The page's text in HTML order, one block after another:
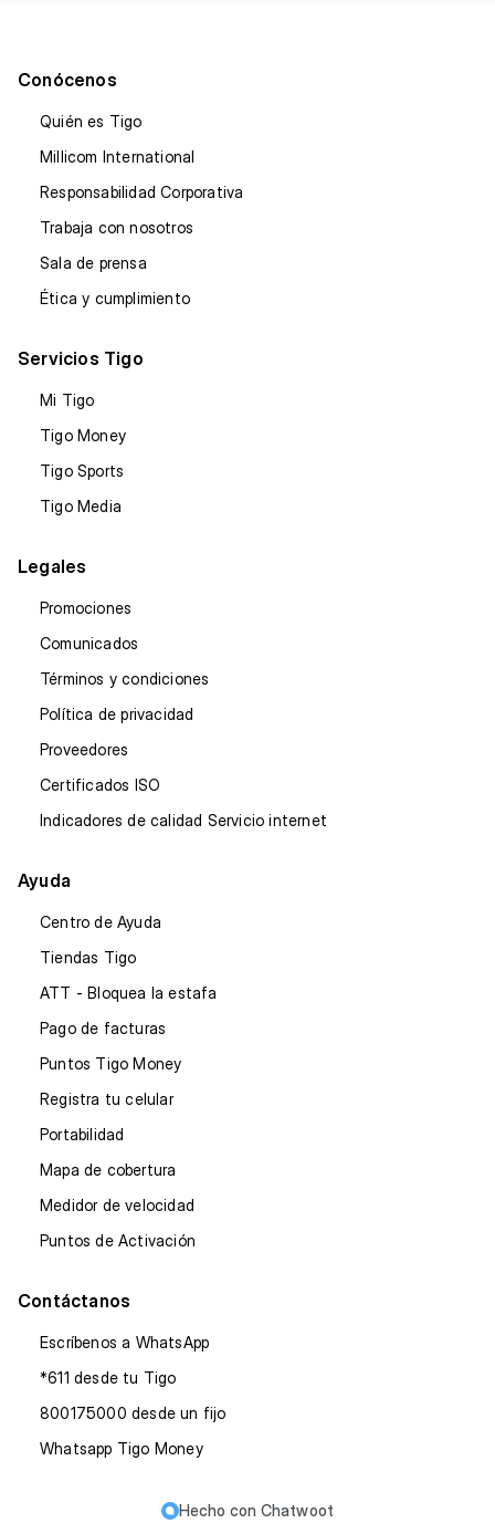
Conócenos
Quién es Tigo
Millicom International
Responsabilidad Corporativa
Trabaja con nosotros
Sala de prensa
Ética y cumplimiento
Servicios Tigo
Mi Tigo
Tigo Money
Tigo Sports
Tigo Media
Legales
Promociones
Comunicados
Términos y condiciones
Política de privacidad
Proveedores
Certificados ISO
Indicadores de calidad Servicio internet
Ayuda
Centro de Ayuda
Tiendas Tigo
ATT - Bloquea la estafa
Pago de facturas
Puntos Tigo Money
Registra tu celular
Portabilidad
Mapa de cobertura
Medidor de velocidad
Puntos de Activación
Contáctanos
Escríbenos a WhatsApp
*611 desde tu Tigo
800175000 desde un fijo
Whatsapp Tigo Money
Hecho con Chatwoot